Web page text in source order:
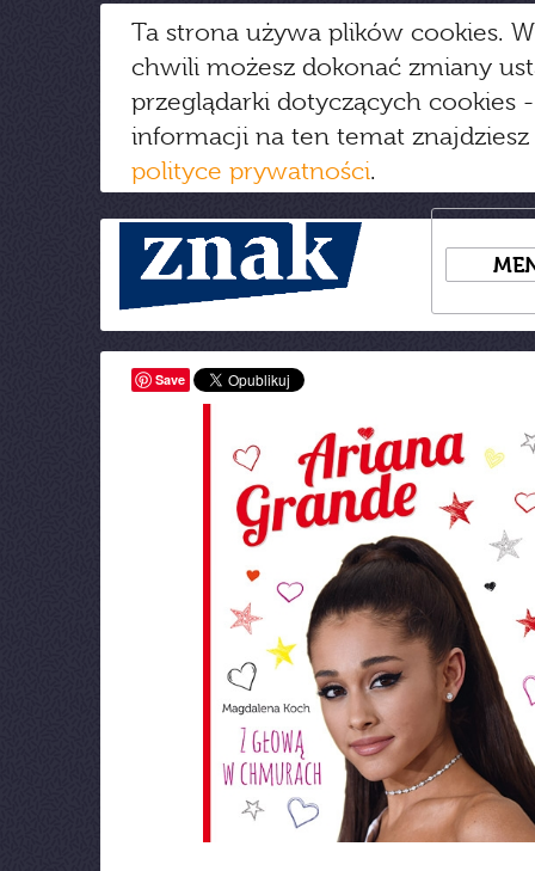
Ta strona używa plików cookies.
chwili możesz dokonać zmiany
przeglądarki dotyczących cookies
informacji na ten temat
polityce prywatności.
Save